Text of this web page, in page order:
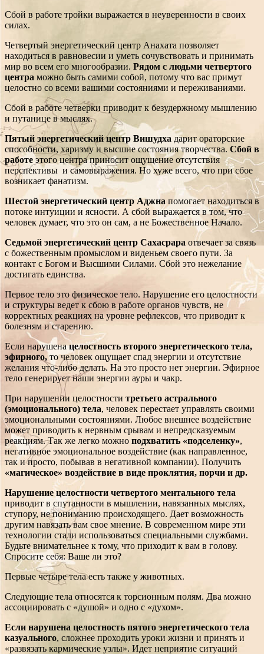
Сбой в работе тройки выражается в неуверенности в своих
силах.
Четвертый энергетический центр Анахата позволяет
находиться в равновесии и уметь сочувствовать и принимать
мир во всем его многообразии. Рядом с людьми четвертого
центра можно быть самими собой, потому что вас примут
целостно со всеми вашими состояниями и переживаниями.
Сбой в работе четверки приводит к безудержному мышлению
и путанице в мыслях.
Пятый энергетический центр Вишудха дарит ораторские
способности, харизму и высшие состояния творчества. Сбой в
работеэтого центра приносит ощущение отсутствия
перспективы и самовыражения. Но хуже всего, что при сбое
возникает фанатизм.
Шестой энергетический центр Аджна помогает находиться в
потоке интуиции и ясности. А сбой выражается в том, что
человек думает, что это он сам, а не Божественное Начало.
Седьмой энергетический центр Сахасрара отвечает за связь
с божественным промыслом и виденьем своего пути. За
контакт с Богом и Высшими Силами. Сбой это нежелание
достигать единства.
Первое тело это физическое тело. Нарушение его целостности
и структуры ведет к сбою в работе органов чувств, не
корректных реакциях на уровне рефлексов, что приводит к
болезням и старению.
Если нарушенацелостность второго энергетического тела,
эфирного, то человек ощущает спад энергии и отсутствие
желания что-либо делать. На это просто нет энергии. Эфирное
тело генерирует наши энергии ауры и чакр.
При нарушении целостности третьего астрального
(эмоционального) тела, человек перестает управлять своими
эмоциональными состояниями. Любое внешнее воздействие
может приводить к нервным срывам и непредсказуемым
реакциям. Так же легко можно подхватить «подселенку»,
негативное эмоциональное воздействие (как направленное,
так и просто, побывав в негативной компании). Получить
«магическое» воздействие в виде проклятия, порчи и др.
Нарушение целостности четвертого ментального тела
приводит в спутанности в мышлении, навязанных мыслях,
ступору, не пониманию происходящего. Дает возможность
другим навязать вам свое мнение. В современном мире эти
технологии стали использоваться специальными службами.
Будьте внимательнее к тому, что приходит к вам в голову.
Спросите себя: Ваше ли это?
Первые четыре тела есть также у животных.
Следующие тела относятся к торсионным полям. Два можно
ассоциировать с «душой» и одно с «духом».
Если нарушена целостность пятого энергетического тела
казуального, сложнее проходить уроки жизни и принять и
«развязать кармические узлы». Идет неприятие ситуаций